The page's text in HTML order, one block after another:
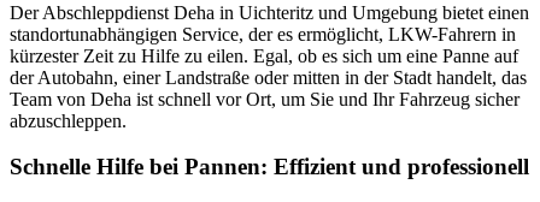
Der Abschleppdienst Deha in Uichteritz und Umgebung bietet einen
standortunabhängigen Service, der es ermöglicht, LKW-Fahrern in
kürzester Zeit zu Hilfe zu eilen. Egal, ob es sich um eine Panne auf
der Autobahn, einer Landstraße oder mitten in der Stadt handelt, das
Team von Deha ist schnell vor Ort, um Sie und Ihr Fahrzeug sicher
abzuschleppen.
Schnelle Hilfe bei Pannen: Effizient und professionell